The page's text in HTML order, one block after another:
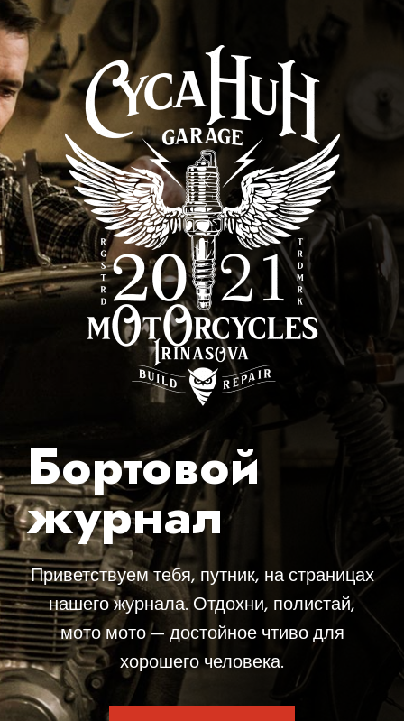
Бортовой
журнал
Приветствуем тебя, путник, на страницах
нашего журнала. Отдохни, полистай,
мото мото — достойное чтиво для
хорошего человека.